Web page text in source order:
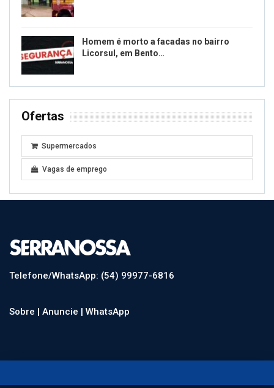
Homem é morto a facadas no bairro
Licorsul, em Bento…
Ofertas
Supermercados
Vagas de emprego
Telefone/WhatsApp: (54) 99977-6816
Sobre | Anuncie | WhatsApp